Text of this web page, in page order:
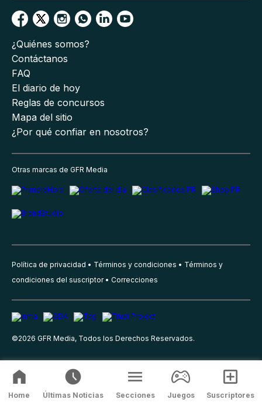
¿Quiénes somos?
Contáctanos
FAQ
El diario de hoy
Reglas de concursos
Mapa del sitio
¿Por qué confiar en nosotros?
Otras marcas de GFR Media
Política de privacidad Términos y condiciones
Términos y
condiciones del suscriptor
Correcciones
©2026 GFR Media, Todos los Derechos Reservados.
Home Últimas Noticias Secciones Juegos Suscriptores